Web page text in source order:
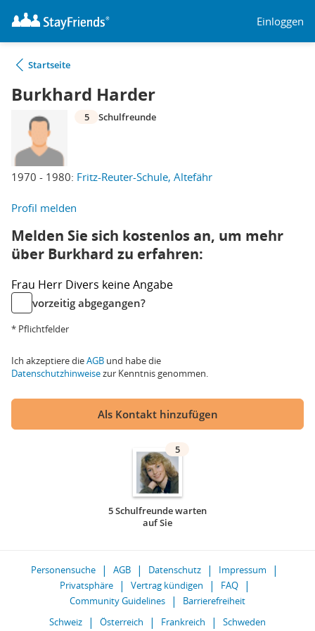
Einloggen
Startseite
Burkhard Harder
1970 - 1980: Fritz-Reuter-Schule, Altefähr
5 Schulfreunde
Profil melden
Melden Sie sich kostenlos an, um mehr
über Burkhard zu erfahren:
Frau Herr Divers keine Angabe
vorzeitig abgegangen?
* Pflichtfelder
Ich akzeptiere dieAGB und habe die
Datenschutzhinweisezur Kenntnis genommen.
Als Kontakt hinzufügen
5
5 Schulfreunde warten
auf Sie
Personensuche AGB Datenschutz
Impressum
Privatsphäre
Vertrag kündigen
FAQ
Community Guidelines
Barrierefreiheit
Schweiz
Österreich Frankreich Schweden